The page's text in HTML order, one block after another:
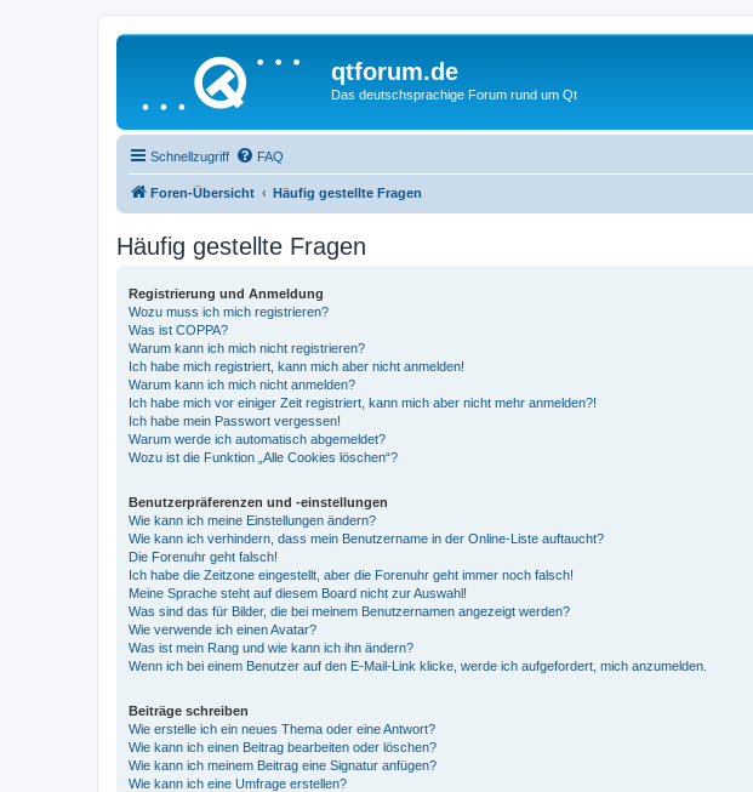
qtforum.de
Das deutschsprachige Forum rund um Qt
Schnellzugriff FAQ
Foren-Übersicht Häufig gestellte Fragen
Häufig gestellte Fragen
Registrierung und Anmeldung
Wozu muss ich mich registrieren?
Was ist COPPA?
Warum kann ich mich nicht registrieren?
Ich habe mich registriert, kann mich aber nicht anmelden!
Warum kann ich mich nicht anmelden?
Ich habe mich vor einiger Zeit registriert, kann mich aber nicht mehr anmelden?!
Ich habe mein Passwort vergessen!
Warum werde ich automatisch abgemeldet?
Wozu ist die Funktion „Alle Cookies löschen“?
Benutzerpräferenzen und -einstellungen
Wie kann ich meine Einstellungen ändern?
Wie kann ich verhindern, dass mein Benutzername in der Online-Liste auftaucht?
Die Forenuhr geht falsch!
Ich habe die Zeitzone eingestellt, aber die Forenuhr geht immer noch falsch!
Meine Sprache steht auf diesem Board nicht zur Auswahl!
Was sind das für Bilder, die bei meinem Benutzernamen angezeigt werden?
Wie verwende ich einen Avatar?
Was ist mein Rang und wie kann ich ihn ändern?
Wenn ich bei einem Benutzer auf den E-Mail-Link klicke, werde ich aufgefordert, mich anzumelden.
Beiträge schreiben
Wie erstelle ich ein neues Thema oder eine Antwort?
Wie kann ich einen Beitrag bearbeiten oder löschen?
Wie kann ich meinem Beitrag eine Signatur anfügen?
Wie kann ich eine Umfrage erstellen?